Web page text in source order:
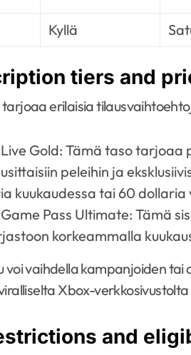
Kyllä
tiers and
tarjoaa erilaisia
Gold: Tämä taso tarjoaa
peleihin ja
kuukaudessa tai 60 dollaria
Pass Ultimate: Tämä
korkeammalla
voi vaihdella kampanjoiden
Xbox-
and